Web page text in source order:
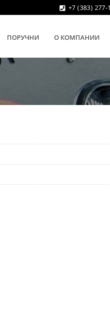
+7 (383) 277-
ПОРУЧНИ О КОМПАНИИ